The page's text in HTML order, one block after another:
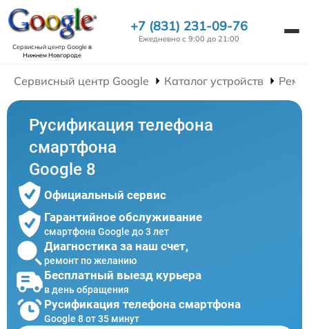
Сервисный центр Googleв
Нижнем Новгороде
+7 (831) 231-09-76
Ежедневно с 9:00 до 21:00
Сервисный центр Google Каталог устройств
Русификация телефона
смартфона
Google 8
Официальный сервис
Гарантийное обслуживание
смартфона Google до 3 лет
Диагностика за наш счет,
ремонт по желанию
Бесплатный выезд курьера
в день обращения
Русификация телефона смартфона
Google 8 от 35 минут